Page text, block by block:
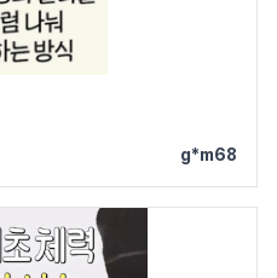
g*m68